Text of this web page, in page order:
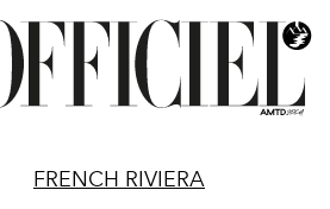
FRENCH RIVIERA